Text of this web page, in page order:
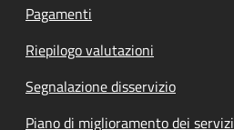
Pagamenti
Riepilogo valutazioni
Segnalazione disservizio
Piano di miglioramento dei servizi